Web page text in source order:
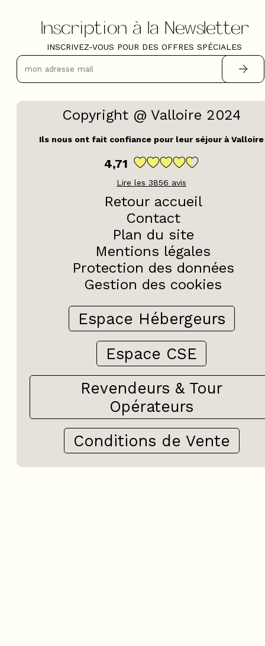
Inscription à la Newsletter
INSCRIVEZ-VOUS POUR DES OFFRES SPÉCIALES
Copyright @ Valloire 2024
Ils nous ont fait confiance pour leur séjour à Valloire
4,71
Lire les 3856 avis
Retour accueil
Contact
Plan du site
Mentions légales
Protection des données
Gestion des cookies
Espace Hébergeurs
Espace CSE
Revendeurs & Tour
Opérateurs
Conditions de Vente